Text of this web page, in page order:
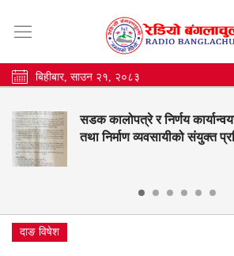
बिहीबार, साउन २१, २०८३
र निर्णय कार्यान्वयनका लागि सिमेन्ट उद्योग
व्यवसायीको संयुक्त प्रतिबद्धता
दाङ विषेश